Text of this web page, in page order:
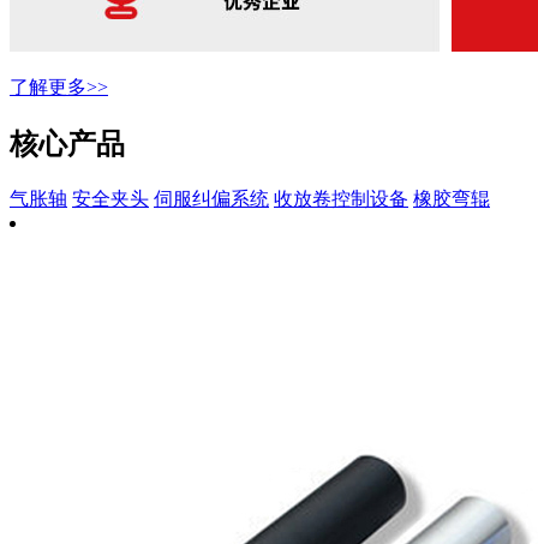
了解更多>>
核心产品
气胀轴 安全夹头 伺服纠偏系统 收放卷控制设备 橡胶弯辊